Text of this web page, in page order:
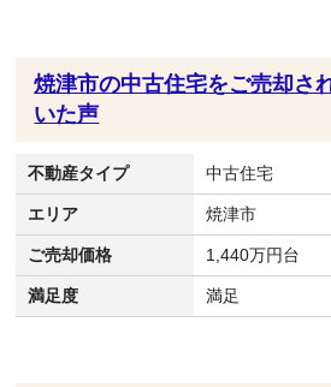
焼津市の中古住宅をご売却さ
いた声
不動産タイプ 中古住宅
エリア 焼津市
ご売却価格 1,440万円台
満足度 満足